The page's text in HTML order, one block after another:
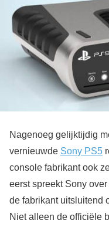
Nagenoeg gelijktijdig
vernieuwde Sony PS5
console fabrikant ook
eerst spreekt Sony
de fabrikant uitsluitend
Niet alleen de officiële